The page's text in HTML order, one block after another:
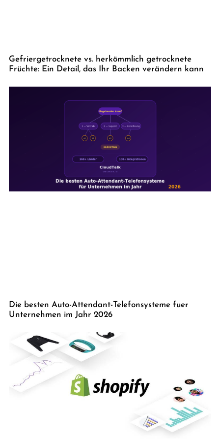
Gefriergetrocknete vs. herkömmlich getrocknete
Früchte: Ein Detail, das Ihr Backen verändern kann
Die besten Auto-Attendant-Telefonsysteme fuer
Unternehmen im Jahr 2026